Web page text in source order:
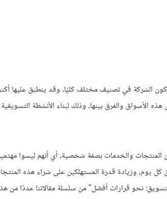
الشركة في تصنيف مختلف كليًا، وقد ينطبق عليها
الأسواق والفرق بينها، وذلك لبناء الأنشطة التسويقية
والخدمات بصفة شخصية، أي أنهم ليسوا
كل يوم، وزيادة قدرة المستهلكين على شراء هذه
نحو قرارات أفضل" من سلسلة مقالاتنا عددًا من